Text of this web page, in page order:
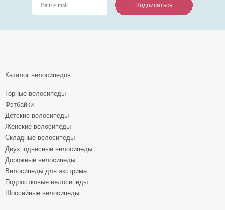
Подписаться
Подписаться
Подписаться
Каталог велосипедов
Горные велосипеды
Фэтбайки
Детские велосипеды
Женские велосипеды
Складные велосипеды
Двухподвесные велосипеды
Дорожные велосипеды
Велосипеды для экстрима
Подростковые велосипеды
Шоссейные велосипеды